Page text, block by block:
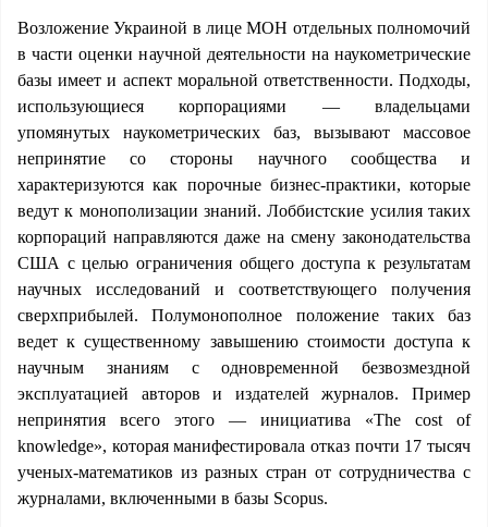
Возложение Украиной в лице МОН отдельных полномочий
в части оценки научной деятельности на наукометрические
базы имеет и аспект моральной ответственности. Подходы,
использующиеся корпорациями — владельцами
упомянутых наукометрических баз, вызывают массовое
непринятие со стороны научного сообщества и
характеризуются как порочные бизнес-практики, которые
ведут к монополизации знаний. Лоббистские усилия таких
корпораций направляются даже на смену законодательства
США с целью ограничения общего доступа к результатам
научных исследований и соответствующего получения
сверхприбылей. Полумонополное положение таких баз
ведет к существенному завышению стоимости доступа к
научным знаниям с одновременной безвозмездной
эксплуатацией авторов и издателей журналов. Пример
непринятия всего этого — инициатива «The cost of
knowledge», которая манифестировала отказ почти 17 тысяч
ученых-математиков из разных стран от сотрудничества с
журналами, включенными в базы Scopus.